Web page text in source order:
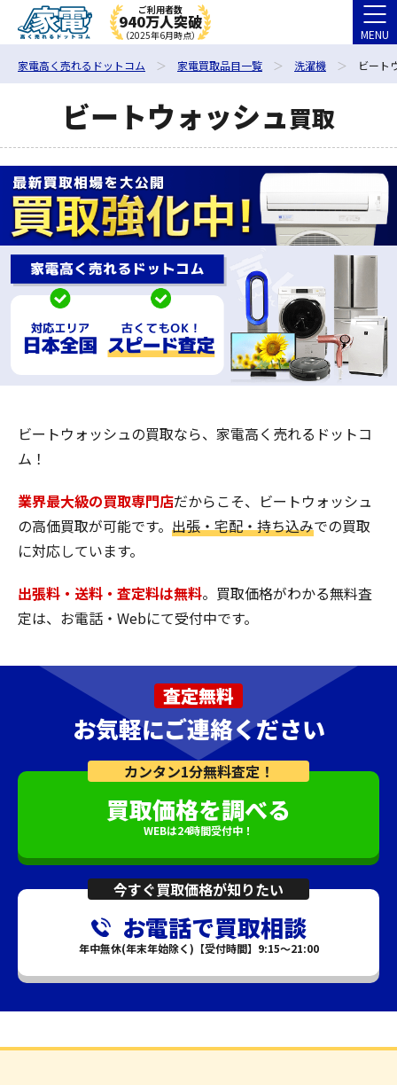
ご利用者数
940万人突破
（2025年6月時点） MENU
家電高く売れるドットコム 家電買取品目一覧 洗濯機 ビート
ビートウォッシュ買取
ビートウォッシュの買取なら、家電高く売れるドットコ
ム！
業界最大級の買取専門店だからこそ、ビートウォッシュ
の高価買取が可能です。 出張・宅配・持ち込みでの買取
に対応しています。
出張料・送料・査定料は無料。買取価格がわかる無料査
定は、お電話・Webにて受付中です。
査定無料
お気軽にご連絡ください
カンタン1分無料査定！
買取価格を調べる
WEBは24時間受付中！
今すぐ買取価格が知りたい
お電話で買取相談
年中無休(年末年始除く)【受付時間】9:15～21:00